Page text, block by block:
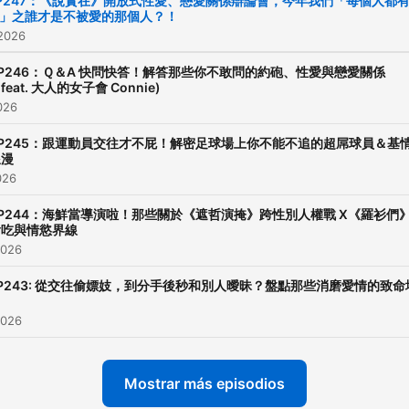
之誰才是不被愛的那個人？！
：Ｑ＆A 快問快答！解答那些你不敢問的約砲、性愛與戀愛關係
大人的女子會 Connie)
：跟運動員交往才不屁！解密足球場上你不能不追的超屌球員＆基
：海鮮當導演啦！那些關於《遮哲演掩》跨性別人權戰 X《羅衫們》
與情慾界線
從交往偷嫖妓，到分手後秒和別人曖昧？盤點那些消磨愛情的致命
Mostrar más episodios